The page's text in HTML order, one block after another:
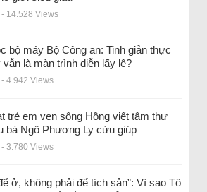
- 14.528 Views
bộ máy Bộ Công an: Tinh giản thực
vẫn là màn trình diễn lấy lệ?
- 4.942 Views
trẻ em ven sông Hồng viết tâm thư
bà Ngô Phương Ly cứu giúp
- 3.780 Views
ở, không phải để tích sản”: Vì sao Tô